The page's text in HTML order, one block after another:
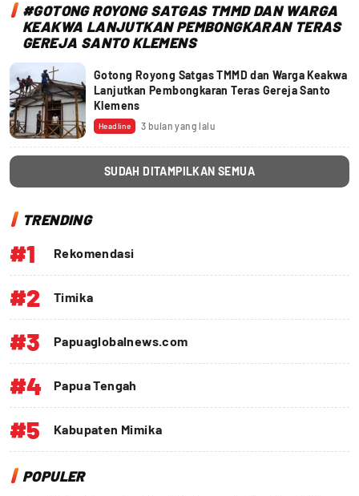
#GOTONG ROYONG SATGAS TMMD DAN WARGA
KEAKWA LANJUTKAN PEMBONGKARAN TERAS
GEREJA SANTO KLEMENS
Gotong Royong Satgas TMMD dan Warga Keakwa
Lanjutkan Pembongkaran Teras Gereja Santo
Klemens
Headline 3 bulan yang lalu
SUDAH DITAMPILKAN SEMUA
TRENDING
#1 Rekomendasi
#2 Timika
#3 Papuaglobalnews.com
#4 Papua Tengah
#5 Kabupaten Mimika
POPULER